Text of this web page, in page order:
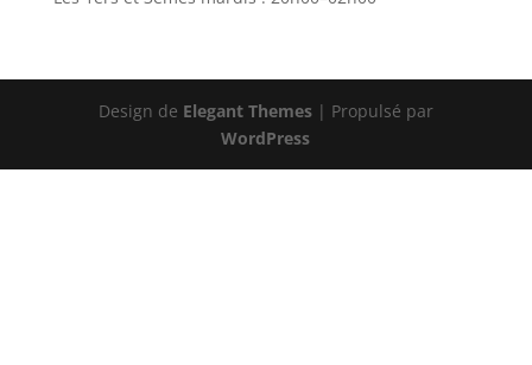
Design de Elegant Themes| Propulsé par
WordPress